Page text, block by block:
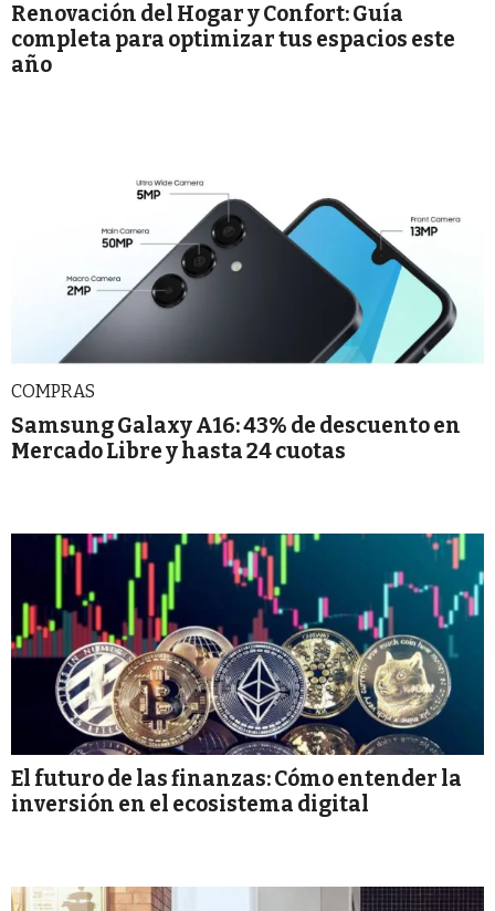
Renovación del Hogar y Confort: Guía
completa para optimizar tus espacios este
año
COMPRAS
Samsung Galaxy A16: 43% de descuento en
Mercado Libre y hasta 24 cuotas
El futuro de las finanzas: Cómo entender la
inversión en el ecosistema digital